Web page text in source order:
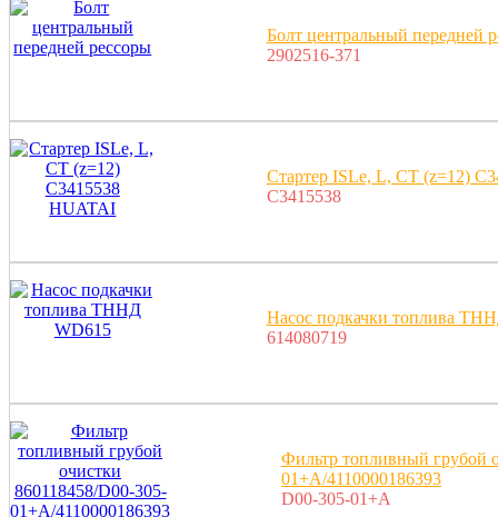
Болт центральный передней
2902516-371
Стартер ISLe, L, CT (z=12)
C3415538
Насос подкачки топлива
614080719
Фильтр топливный грубой
01+A/4110000186393
D00-305-01+A